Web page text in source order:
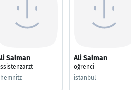
Salman Ali Salman
öğrenci
istanbul